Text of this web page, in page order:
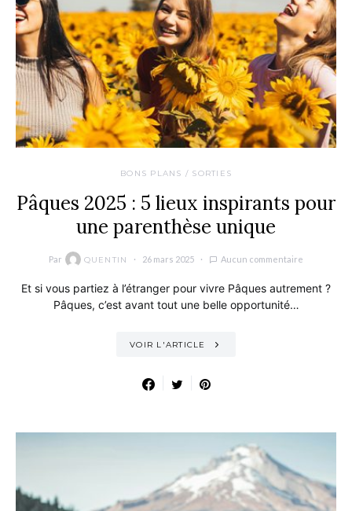
BONS PLANS / SORTIES
Pâques 2025 : 5 lieux inspirants pour
une parenthèse unique
Par QUENTIN 26 mars 2025 Aucun commentaire
Et si vous partiez à l’étranger pour vivre Pâques autrement ?
Pâques, c’est avant tout une belle opportunité…
VOIR L'ARTICLE